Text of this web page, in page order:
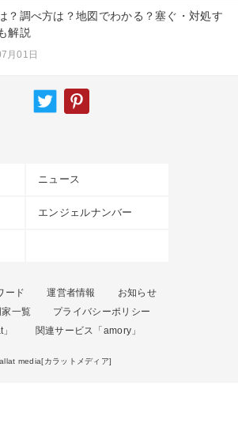
？調べ方は？地図でわかる？塞ぐ・対処す
解説
月01日
ニュース
エンジェルナンバー
ード 運営者情報
お知らせ
一覧
プライバシーポリシー
関連サービス「amory」
media[カラットメディア]